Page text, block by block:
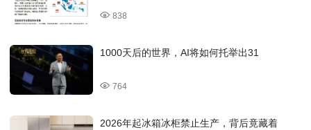
838
1000天后的世界，AI将如何托举出31
764
2026年起冰箱冰柜禁止生产，背后竟藏着